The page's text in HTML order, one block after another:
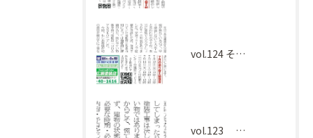
vol.124 その工事本当に必要ですか？
vol.123 塗装工事、慌てて決める前に大切なこと。